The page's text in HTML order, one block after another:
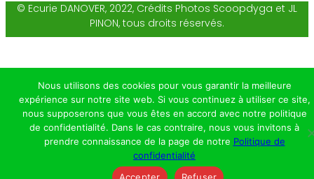
© Ecurie DANOVER, 2022, Crédits Photos Scoopdyga et JL
PINON, tous droits réservés.
Nous utilisons des cookies pour vous garantir la meilleure
expérience sur notre site web. Si vous continuez à utiliser ce site,
nous supposerons que vous êtes en accord avec notre politique
de confidentialité. Dans le cas contraire, nous vous invitons à
prendre connaissance de la page de notre Politique de
confidentialité
Accepter
Refuser